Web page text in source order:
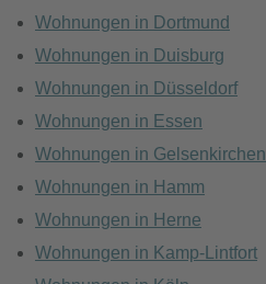
Wohnungen in Dortmund
Wohnungen in Duisburg
Wohnungen in Düsseldorf
Wohnungen in Essen
Wohnungen in Gelsenkirchen
Wohnungen in Hamm
Wohnungen in Herne
Wohnungen in Kamp-Lintfort